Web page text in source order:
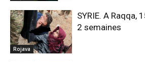
Rojava
SYRIE. A Raqqa,
2 semaines